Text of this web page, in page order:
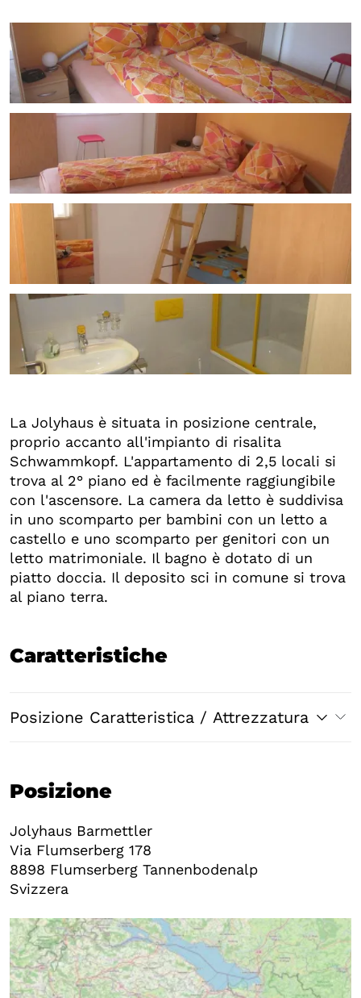
La Jolyhaus è situata in posizione centrale,
proprio accanto all'impianto di risalita
Schwammkopf. L'appartamento di 2,5 locali si
trova al 2° piano ed è facilmente raggiungibile
con l'ascensore. La camera da letto è suddivisa
in uno scomparto per bambini con un letto a
castello e uno scomparto per genitori con un
letto matrimoniale. Il bagno è dotato di un
piatto doccia. Il deposito sci in comune si trova
al piano terra.
Caratteristiche
Posizione Caratteristica / Attrezzatura
Posizione
Jolyhaus Barmettler
Via Flumserberg 178
8898 Flumserberg Tannenbodenalp
Svizzera